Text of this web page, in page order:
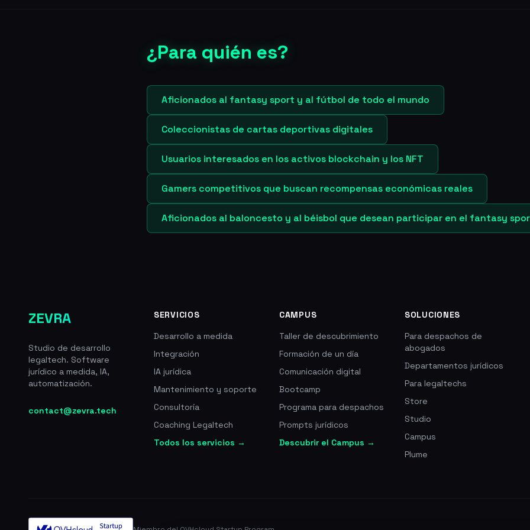
¿Para quién es?
Aficionados al fantasy sport y al fútbol de todo el mundo
Coleccionistas de cartas deportivas digitales
Usuarios interesados en los activos blockchain y los NFT
Gamers competitivos que buscan recompensas económicas reales
Aficionados al baloncesto y al béisbol que desean participar en el fantasy
ZEVRA
Studio de desarrollo
legaltech. Software
jurídico a medida, IA,
automatización.
contact@zevra.tech
SERVICIOS
Desarrollo a medida
Integración
IA jurídica
Mantenimiento y soporte
Consultoría
Coaching Legaltech
Todos los servicios →
CAMPUS
Taller de descubrimiento
Formación de un día
Comunicación digital
Bootcamp
Programa para despachos
Prompts jurídicos
Descubrir el Campus →
SOLUCIONES
Para despachos de
abogados
Departamentos jurídicos
Para legaltechs
Store
Studio
Campus
Plume